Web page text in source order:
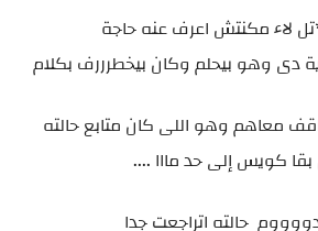
لاء مكنتش اعرف عنه حاجة
دى وهو بيحلم وكان بيخطرررف بكلام
معاهم وهو اللى كان متابع حالته
كويس إلى حد مااا ....
حالته اتراجعت جدا